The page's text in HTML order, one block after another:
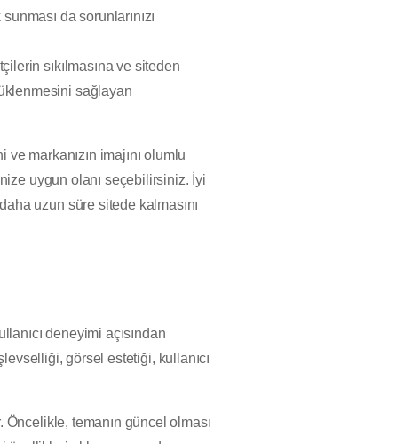
da sorunlarınızı
sıkılmasına ve siteden
sağlayan
markanızın imajını olumlu
uygun olanı seçebilirsiniz. İyi
uzun süre sitede kalmasını
deneyimi açısından
görsel estetiği, kullanıcı
temanın güncel olması